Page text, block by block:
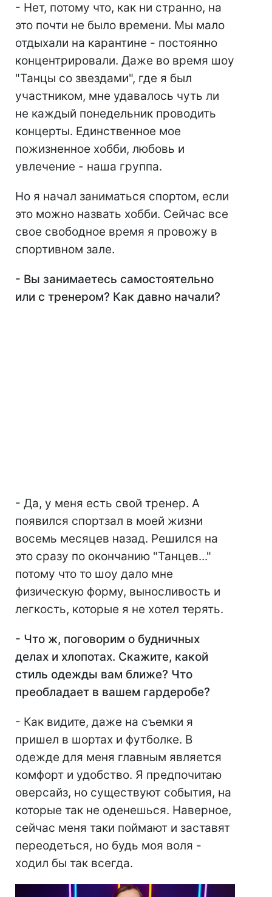
- Нет, потому что, как ни странно, на
это почти не было времени. Мы мало
отдыхали на карантине - постоянно
концентрировали. Даже во время шоу
"Танцы со звездами", где я был
участником, мне удавалось чуть ли
не каждый понедельник проводить
концерты. Единственное мое
пожизненное хобби, любовь и
увлечение - наша группа.
Но я начал заниматься спортом, если
это можно назвать хобби. Сейчас все
свое свободное время я провожу в
спортивном зале.
- Вы занимаетесь самостоятельно
или с тренером? Как давно начали?
- Да, у меня есть свой тренер. А
появился спортзал в моей жизни
восемь месяцев назад. Решился на
это сразу по окончанию "Танцев..."
потому что то шоу дало мне
физическую форму, выносливость и
легкость, которые я не хотел терять.
- Что ж, поговорим о будничных
делах и хлопотах. Скажите, какой
стиль одежды вам ближе? Что
преобладает в вашем гардеробе?
- Как видите, даже на съемки я
пришел в шортах и футболке. В
одежде для меня главным является
комфорт и удобство. Я предпочитаю
оверсайз, но существуют события, на
которые так не оденешься. Наверное,
сейчас меня таки поймают и заставят
переодеться, но будь моя воля -
ходил бы так всегда.